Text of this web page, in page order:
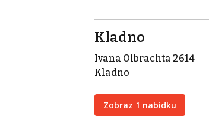
Kladno
Ivana Olbrachta 2614
Kladno
Zobraz 1 nabídku